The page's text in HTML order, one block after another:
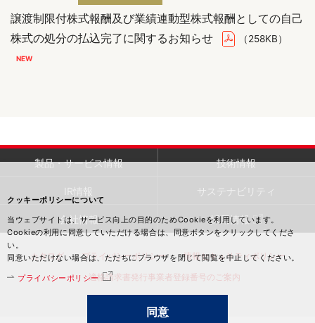
譲渡制限付株式報酬及び業績連動型株式報酬としての自己
株式の処分の払込完了に関するお知らせ
（258KB）
クッキーポリシーについて
当ウェブサイトは、サービス向上の目的のためCookieを利用しています。
Cookieの利用に同意していただける場合は、同意ボタンをクリックしてくださ
い。
同意いただけない場合は、ただちにブラウザを閉じて閲覧を中止してください。
プライバシーポリシー
同意
製品・サービス情報 技術情報
IR情報 サステナビリティ
会社情報 採用情報
カタログ プライバシーポリシー
情報セキュリティポリシー
適格請求書発行事業者登録番号のご案内